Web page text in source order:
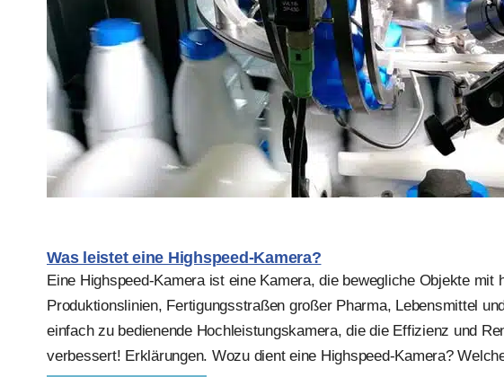
Was leistet eine Highspeed-Kamera?
Eine Highspeed-Kamera ist eine Kamera, die bewegliche Objekte mit
Produktionslinien, Fertigungsstraßen großer Pharma, Lebensmittel
einfach zu bedienende Hochleistungskamera, die die Effizienz und
verbessert! Erklärungen. Wozu dient eine Highspeed-Kamera?